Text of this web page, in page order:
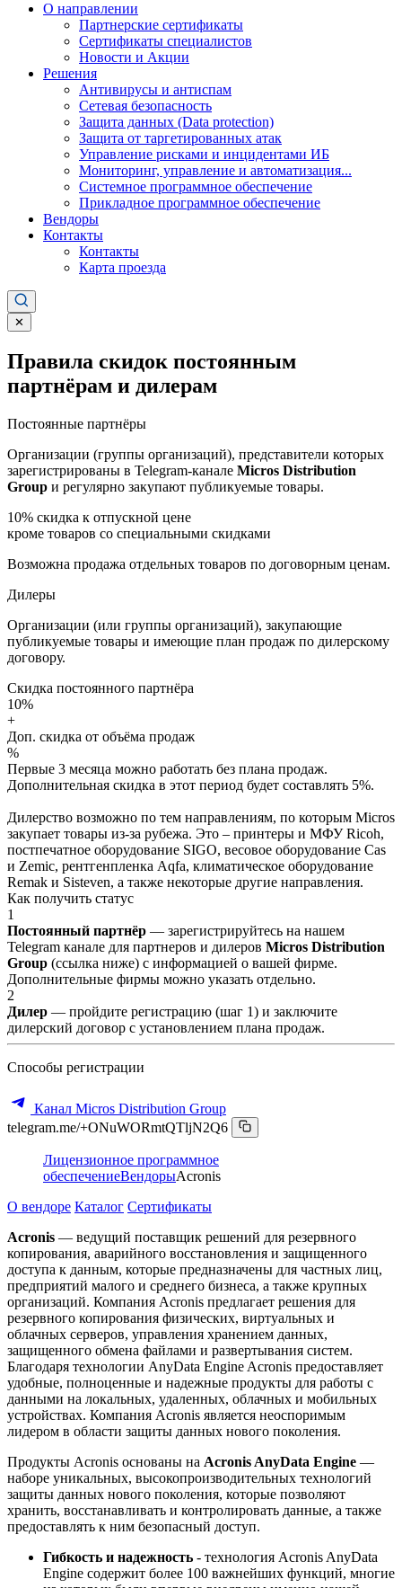
О направлении
Партнерские сертификаты
Сертификаты специалистов
Новости и Акции
Решения
Антивирусы и антиспам
Сетевая безопасность
Защита данных (Data protection)
Защита от таргетированных атак
Управление рисками и инцидентами ИБ
Мониторинг, управление и автоматизация...
Системное программное обеспечение
Прикладное программное обеспечение
Вендоры
Контакты
Контакты
Карта проезда
✕
Правила скидок постоянным
партнёрам и дилерам
Постоянные партнёры
Организации (группы организаций), представители которых
зарегистрированы в Telegram-канале Micros Distribution
Group и регулярно закупают публикуемые товары.
10% скидка к отпускной цене
кроме товаров со специальными скидками
Возможна продажа отдельных товаров по договорным ценам.
Дилеры
Организации (или группы организаций), закупающие
публикуемые товары и имеющие план продаж по дилерскому
договору.
Скидка постоянного партнёра
10%
+
Доп. скидка от объёма продаж
%
Первые 3 месяца можно работать без плана продаж.
Дополнительная скидка в этот период будет составлять 5%.
Дилерство возможно по тем направлениям, по которым Micros
закупает товары из-за рубежа. Это – принтеры и МФУ Ricoh,
постпечатное оборудование SIGO, весовое оборудование Cas
и Zemic, рентгенпленка Aqfa, климатическое оборудование
Remak и Sisteven, а также некоторые другие направления.
Как получить статус
1
Постоянный партнёр — зарегистрируйтесь на нашем
Telegram канале для партнеров и дилеров Micros Distribution
Group (ссылка ниже) с информацией о вашей фирме.
Дополнительные фирмы можно указать отдельно.
2
Дилер — пройдите регистрацию (шаг 1) и заключите
дилерский договор с установлением плана продаж.
Способы регистрации
Канал Micros Distribution Group
telegram.me/+ONuWORmtQTljN2Q6
Лицензионное программное
обеспечениеВендорыAcronis
О вендоре Каталог Сертификаты
Acronis — ведущий поставщик решений для резервного
копирования, аварийного восстановления и защищенного
доступа к данным, которые предназначены для частных лиц,
предприятий малого и среднего бизнеса, а также крупных
организаций. Компания Acronis предлагает решения для
резервного копирования физических, виртуальных и
облачных серверов, управления хранением данных,
защищенного обмена файлами и развертывания систем.
Благодаря технологии AnyData Engine Acronis предоставляет
удобные, полноценные и надежные продукты для работы с
данными на локальных, удаленных, облачных и мобильных
устройствах. Компания Acronis является неоспоримым
лидером в области защиты данных нового поколения.
Продукты Acronis основаны на Acronis AnyData Engine —
наборе уникальных, высокопроизводительных технологий
защиты данных нового поколения, которые позволяют
хранить, восстанавливать и контролировать данные, а также
предоставлять к ним безопасный доступ.
Гибкость и надежность - технология Acronis AnyData
Engine содержит более 100 важнейших функций, многие